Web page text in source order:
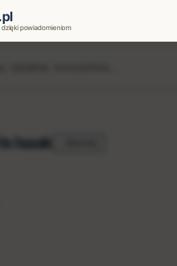
powiadomieniom
Isaak